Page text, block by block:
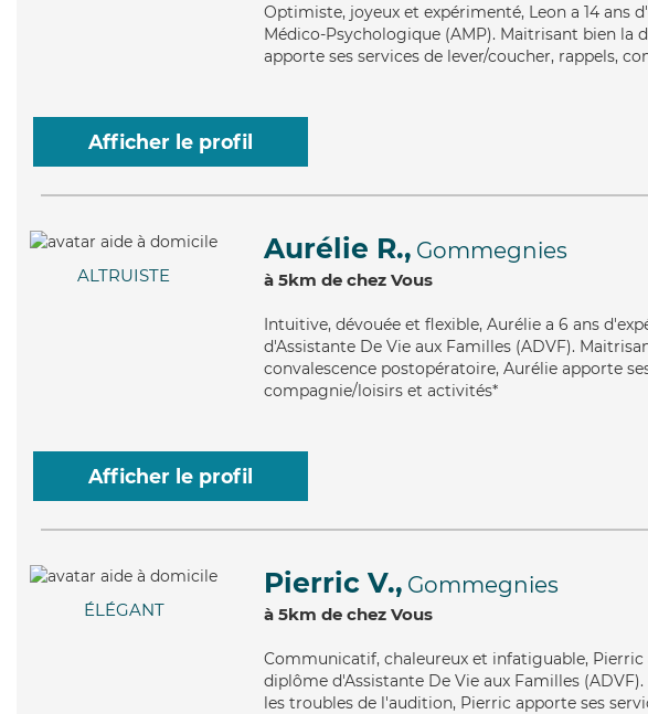
Optimiste, joyeux et expérimenté, Leon a 14 ans
Médico-Psychologique (AMP). Maitrisant bien la
apporte ses services de lever/coucher, rappels,
Afficher le profil
ALTRUISTE
Aurélie R., Gommegnies
à 5km de chez Vous
Intuitive, dévouée et flexible, Aurélie a 6 ans
d'Assistante De Vie aux Familles (ADVF).
convalescence postopératoire, Aurélie apporte
compagnie/loisirs et activités*
Afficher le profil
ÉLÉGANT
Pierric V., Gommegnies
à 5km de chez Vous
Communicatif, chaleureux et infatiguable,
diplôme d'Assistante De Vie aux Familles
les troubles de l'audition, Pierric apporte ses